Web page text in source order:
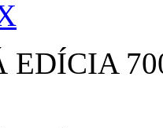
EDÍCIA